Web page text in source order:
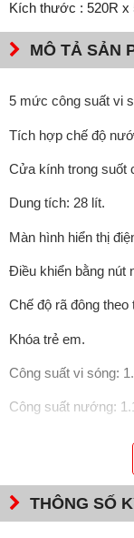
Kích thước : 520R x
MÔ TẢ SẢN
5 mức công suất vi
Tích hợp chế độ
Cửa kính trong suốt
Dung tích: 28 lít.
Màn hình hiển thị
Điều khiển bằng nút
Chế độ rã đông
Khóa trẻ em.
Công suất vi sóng:
Công suất nướng:
Hiệu điện thế: 220 -
Phụ kiện kèm :
Kích thước sản
THÔNG SỐ